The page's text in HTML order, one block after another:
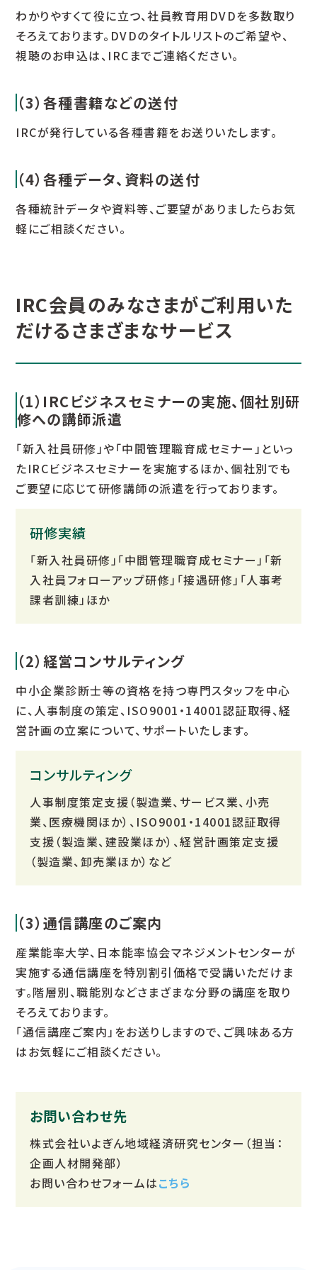
わかりやすくて役に立つ、社員教育用DVDを多数取り
そろえております。DVDのタイトルリストのご希望や、
視聴のお申込は、IRCまでご連絡ください。
（3）各種書籍などの送付
IRCが発行している各種書籍をお送りいたします。
（4）各種データ、資料の送付
各種統計データや資料等、ご要望がありましたらお気
軽にご相談ください。
IRC会員のみなさまがご利用いた
だけるさまざまなサービス
（1）IRCビジネスセミナーの実施、個社別研
修への講師派遣
「新入社員研修」や「中間管理職育成セミナー」といっ
たIRCビジネスセミナーを実施するほか、個社別でも
ご要望に応じて研修講師の派遣を行っております。
研修実績
「新入社員研修」「中間管理職育成セミナー」「新
入社員フォローアップ研修」「接遇研修」「人事考
課者訓練」ほか
（2）経営コンサルティング
中小企業診断士等の資格を持つ専門スタッフを中心
に、人事制度の策定、ISO9001・14001認証取得、経
営計画の立案について、サポートいたします。
コンサルティング
人事制度策定支援（製造業、サービス業、小売
業、医療機関ほか）、ISO9001・14001認証取得
支援（製造業、建設業ほか）、経営計画策定支援
（製造業、卸売業ほか）など
（3）通信講座のご案内
産業能率大学、日本能率協会マネジメントセンターが
実施する通信講座を特別割引価格で受講いただけま
す。階層別、職能別などさまざまな分野の講座を取り
そろえております。
「通信講座ご案内」をお送りしますので、ご興味ある方
はお気軽にご相談ください。
お問い合わせ先
株式会社いよぎん地域経済研究センター（担当：
企画人材開発部）
お問い合わせフォームはこちら